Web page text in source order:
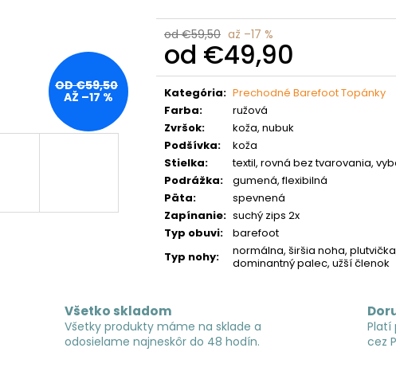
od €59,50 až –17 %
od €49,90
Jednotková
cena:
Kategória: Prechodné Barefoot Topánky
Farba:
ružová
Zvršok:
koža, nubuk
Podšívka:
koža
Stielka:
textil, rovná bez tvarovania,
Podrážka:
gumená, flexibilná
Päta:
spevnená
Zapínanie: suchý zips 2x
Typ obuvi:
barefoot
Typ nohy:
normálna, širšia noha,
dominantný palec, užší členok
OD €59,50
AŽ –17 %
Všetko skladom
Všetky produkty máme na sklade a
odosielame najneskôr do 48 hodín.
Platí
cez